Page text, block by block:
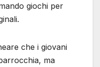
giochi per
che i giovani
ma